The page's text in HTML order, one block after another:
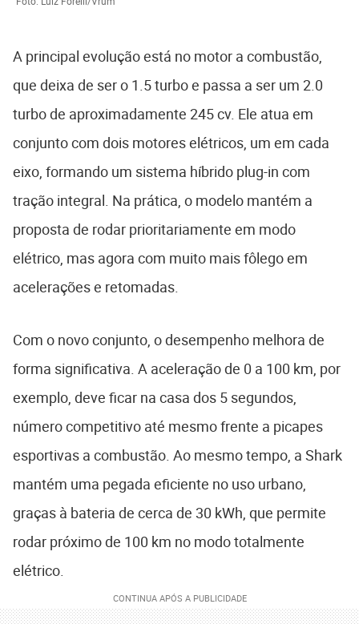
A principal evolução está no motor a combustão,
que deixa de ser o 1.5 turbo e passa a ser um 2.0
turbo de aproximadamente 245 cv. Ele atua em
conjunto com dois motores elétricos, um em cada
eixo, formando um sistema híbrido plug-in com
tração integral. Na prática, o modelo mantém a
proposta de rodar prioritariamente em modo
elétrico, mas agora com muito mais fôlego em
acelerações e retomadas.
Com o novo conjunto, o desempenho melhora de
forma significativa. A aceleração de 0 a 100 km, por
exemplo, deve ficar na casa dos 5 segundos,
número competitivo até mesmo frente a picapes
esportivas a combustão. Ao mesmo tempo, a Shark
mantém uma pegada eficiente no uso urbano,
graças à bateria de cerca de 30 kWh, que permite
rodar próximo de 100 km no modo totalmente
elétrico.